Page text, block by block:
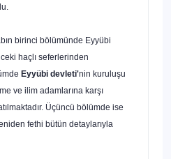
birinci bölümünde Eyyübi
haçlı seferlerinden
Eyyübi devleti'nin kuruluşu
ve ilim adamlarına karşı
Üçüncü bölüm­de ise
fethi bütün detaylarıyla